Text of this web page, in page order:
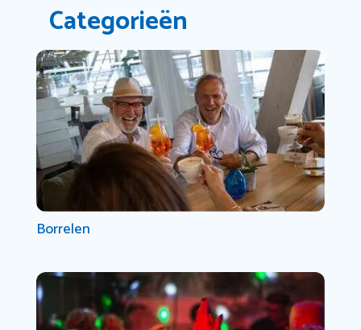
Categorieën
Borrelen